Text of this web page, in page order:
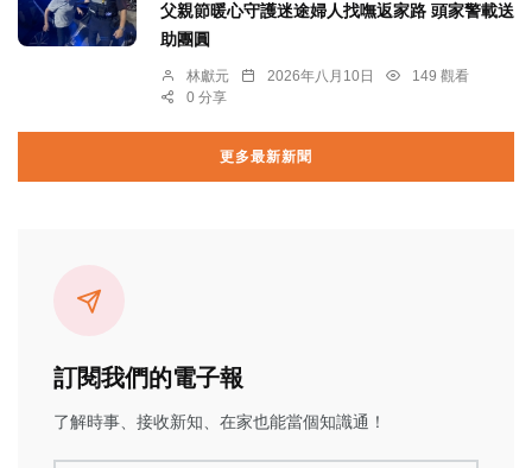
父親節暖心守護迷途婦人找嘸返家路 頭家警載送
助團圓
林獻元 2026年八月10日
149 觀看
0 分享
更多最新新聞
訂閱我們的電子報
了解時事、接收新知、在家也能當個知識通！